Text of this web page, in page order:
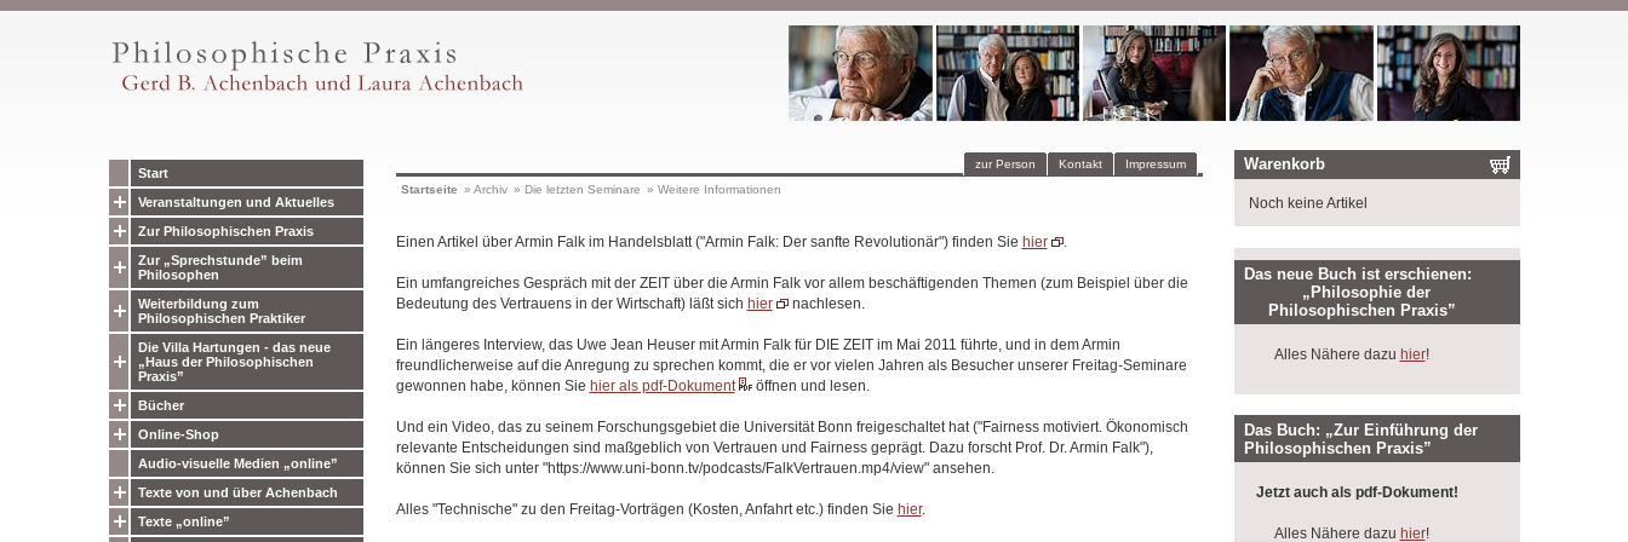
Start
Veranstaltungen und Aktuelles
Zur Philosophischen Praxis
Zur „Sprechstunde” beim
Philosophen
Weiterbildung zum
Philosophischen Praktiker
Die Villa Hartungen - das neue
„Haus der Philosophischen
Praxis”
Bücher
Online-Shop
Audio-visuelle Medien „online”
Texte von und über Achenbach
Texte „online”
Impressum
Kontakt
zur Person
Startseite » Archiv » Die letzten Seminare » Weitere Informationen
Einen Artikel über Armin Falk im Handelsblatt ("Armin Falk: Der sanfte Revolutionär") finden Sie hier .
Ein umfangreiches Gespräch mit der ZEIT über die Armin Falk vor allem beschäftigenden Themen (zum Beispiel über die
Bedeutung des Vertrauens in der Wirtschaft) läßt sich hier nachlesen.
Ein längeres Interview, das Uwe Jean Heuser mit Armin Falk für DIE ZEIT im Mai 2011 führte, und in dem Armin
freundlicherweise auf die Anregung zu sprechen kommt, die er vor vielen Jahren als Besucher unserer Freitag-Seminare
gewonnen habe, können Sie hier als pdf-Dokument öffnen und lesen.
Und ein Video, das zu seinem Forschungsgebiet die Universität Bonn freigeschaltet hat ("Fairness motiviert. Ökonomisch
relevante Entscheidungen sind maßgeblich von Vertrauen und Fairness geprägt. Dazu forscht Prof. Dr. Armin Falk"),
können Sie sich unter "https://www.uni-bonn.tv/podcasts/FalkVertrauen.mp4/view" ansehen.
Alles "Technische" zu den Freitag-Vorträgen (Kosten, Anfahrt etc.) finden Sie hier.
Warenkorb
Noch keine Artikel
Das neue Buch ist erschienen:
„Philosophie der
Philosophischen Praxis”
Alles Nähere dazu hier!
Das Buch: „Zur Einführung der
Philosophischen Praxis”
Jetzt auch als pdf-Dokument!
Alles Nähere dazu hier!